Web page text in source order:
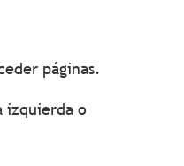
páginas.
izquierda o